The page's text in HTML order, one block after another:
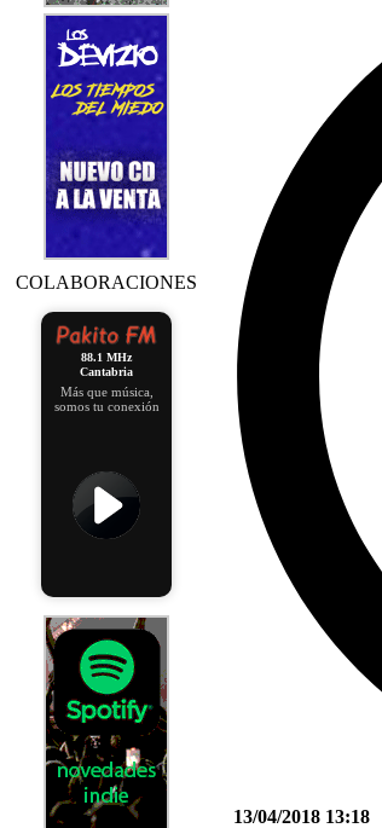
COLABORACIONES
88.1 MHz
Cantabria
Más que música,
somos tu conexión
13/04/2018